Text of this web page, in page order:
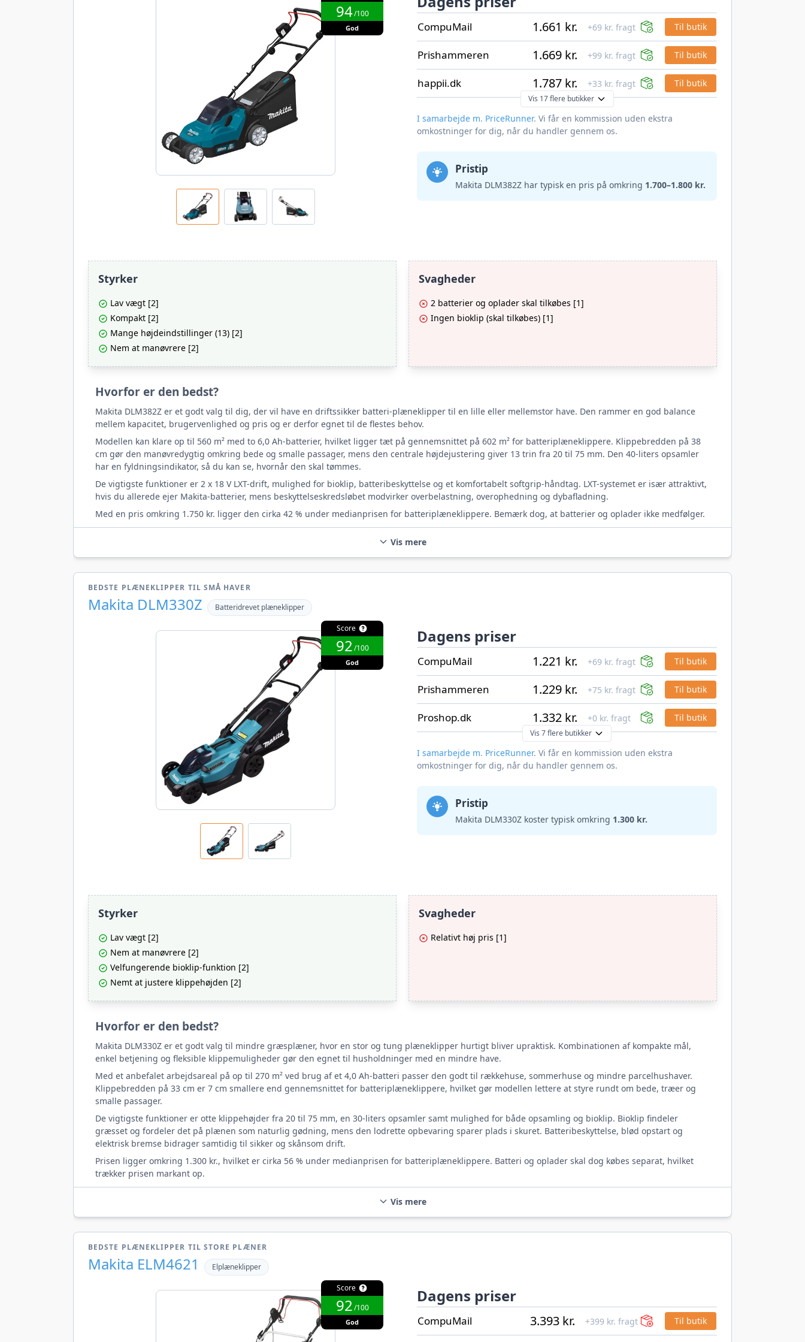
94/100
God CompuMail 1.661 kr. +69 kr. fragt Til butik
Prishammeren 1.669 kr. +99 kr. fragt Til butik
happii.dk 1.787 kr. +33 kr. fragt Til butik
Vis 17 flere butikker
I samarbejde m. PriceRunner. Vi får en kommission uden ekstra
omkostninger for dig, når du handler gennem os.
Pristip
Makita DLM382Z har typisk en pris på omkring 1.700–1.800 kr.
Styrker
Lav vægt [2]
Kompakt [2]
Mange højdeindstillinger (13) [2]
Nem at manøvrere [2]
Svagheder
2 batterier og oplader skal tilkøbes [1]
Ingen bioklip (skal tilkøbes) [1]
Hvorfor er den bedst?
Makita DLM382Z er et godt valg til dig, der vil have en driftssikker batteri-plæneklipper til en lille eller mellemstor have. Den rammer en god balance
mellem kapacitet, brugervenlighed og pris og er derfor egnet til de flestes behov.
Modellen kan klare op til 560 m² med to 6,0 Ah-batterier, hvilket ligger tæt på gennemsnittet på 602 m² for batteriplæneklippere. Klippebredden på 38
cm gør den manøvredygtig omkring bede og smalle passager, mens den centrale højdejustering giver 13 trin fra 20 til 75 mm. Den 40-liters opsamler
har en fyldningsindikator, så du kan se, hvornår den skal tømmes.
De vigtigste funktioner er 2 x 18 V LXT-drift, mulighed for bioklip, batteribeskyttelse og et komfortabelt softgrip-håndtag. LXT-systemet er især attraktivt,
hvis du allerede ejer Makita-batterier, mens beskyttelseskredsløbet modvirker overbelastning, overophedning og dybafladning.
Med en pris omkring 1.750 kr. ligger den cirka 42 % under medianprisen for batteriplæneklippere. Bemærk dog, at batterier og oplader ikke medfølger.
Vis mere
BEDSTE PLÆNEKLIPPER TIL SMÅ HAVER
Makita DLM330Z Batteridrevet plæneklipper
Score
92/100
God
Dagens priser
CompuMail 1.221 kr. +69 kr. fragt Til butik
Prishammeren 1.229 kr. +75 kr. fragt Til butik
Proshop.dk 1.332 kr. +0 kr. fragt Til butik
Vis 7 flere butikker
I samarbejde m. PriceRunner. Vi får en kommission uden ekstra
omkostninger for dig, når du handler gennem os.
Pristip
Makita DLM330Z koster typisk omkring 1.300 kr.
Styrker
Lav vægt [2]
Nem at manøvrere [2]
Velfungerende bioklip-funktion [2]
Nemt at justere klippehøjden [2]
Svagheder
Relativt høj pris [1]
Hvorfor er den bedst?
Makita DLM330Z er et godt valg til mindre græsplæner, hvor en stor og tung plæneklipper hurtigt bliver upraktisk. Kombinationen af kompakte mål,
enkel betjening og fleksible klippemuligheder gør den egnet til husholdninger med en mindre have.
Med et anbefalet arbejdsareal på op til 270 m² ved brug af et 4,0 Ah-batteri passer den godt til rækkehuse, sommerhuse og mindre parcelhushaver.
Klippebredden på 33 cm er 7 cm smallere end gennemsnittet for batteriplæneklippere, hvilket gør modellen lettere at styre rundt om bede, træer og
smalle passager.
De vigtigste funktioner er otte klippehøjder fra 20 til 75 mm, en 30-liters opsamler samt mulighed for både opsamling og bioklip. Bioklip findeler
græsset og fordeler det på plænen som naturlig gødning, mens den lodrette opbevaring sparer plads i skuret. Batteribeskyttelse, blød opstart og
elektrisk bremse bidrager samtidig til sikker og skånsom drift.
Prisen ligger omkring 1.300 kr., hvilket er cirka 56 % under medianprisen for batteriplæneklippere. Batteri og oplader skal dog købes separat, hvilket
trækker prisen markant op.
Vis mere
BEDSTE PLÆNEKLIPPER TIL STORE PLÆNER
Makita ELM4621 Elplæneklipper
Score
92/100
God
Dagens priser
CompuMail 3.393 kr. +399 kr. fragt Til butik